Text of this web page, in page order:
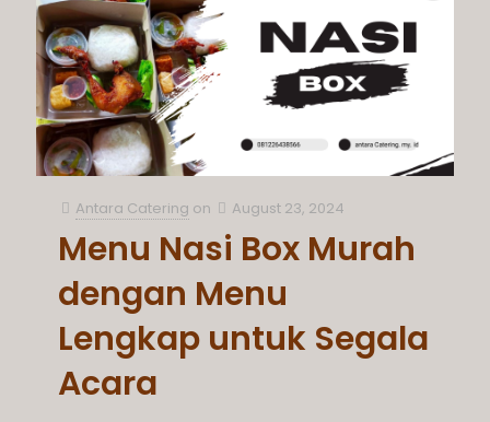
Antara Catering on August 23, 2024
Menu Nasi Box Murah
dengan Menu
Lengkap untuk Segala
Acara